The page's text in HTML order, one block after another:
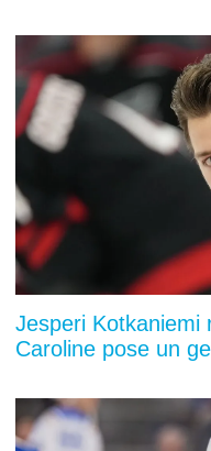
Jesperi Kotkaniemi
Caroline pose un